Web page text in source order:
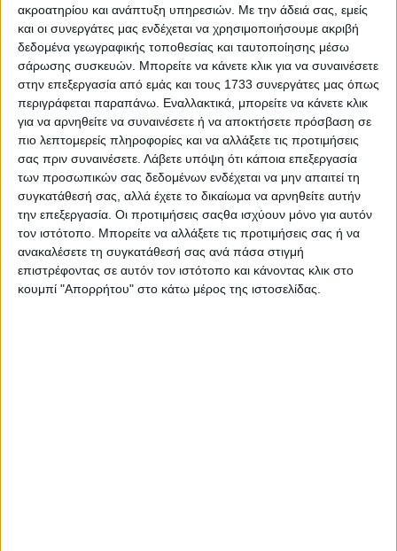
ακροατηρίου και ανάπτυξη υπηρεσιών. Με την άδειά σας, εμείς
και οι συνεργάτες μας ενδέχεται να χρησιμοποιήσουμε ακριβή
δεδομένα γεωγραφικής τοποθεσίας και ταυτοποίησης μέσω
σάρωσης συσκευών. Μπορείτε να κάνετε κλικ για να συναινέσετε
στην επεξεργασία από εμάς και τους 1733 συνεργάτες μας όπως
περιγράφεται παραπάνω. Εναλλακτικά, μπορείτε να κάνετε κλικ
για να αρνηθείτε να συναινέσετε ή να αποκτήσετε πρόσβαση σε
πιο λεπτομερείς πληροφορίες και να αλλάξετε τις προτιμήσεις
σας πριν συναινέσετε. Λάβετε υπόψη ότι κάποια επεξεργασία
των προσωπικών σας δεδομένων ενδέχεται να μην απαιτεί τη
συγκατάθεσή σας, αλλά έχετε το δικαίωμα να αρνηθείτε αυτήν
την επεξεργασία. Οι προτιμήσεις σαςθα ισχύουν μόνο για αυτόν
τον ιστότοπο. Μπορείτε να αλλάξετε τις προτιμήσεις σας ή να
ανακαλέσετε τη συγκατάθεσή σας ανά πάσα στιγμή
επιστρέφοντας σε αυτόν τον ιστότοπο και κάνοντας κλικ στο
κουμπί "Απορρήτου" στο κάτω μέρος της ιστοσελίδας.
κίνδυνο της τυχαίας καταστροφής ή βλάβης του. Ο
παρακαταθέτης έχει πάντοτε ενοχική αξίωση για την
απόδοση των πραγμάτων ίδια ποιότητας και ποσότητας με
αυτά που κατέθεσε. Με τη λήξη της σύμβασης, γεννάται
υποχρέωση του θεματοφύλακα για απόδοση πραγμάτων
της ίδιας ποσότητας και ποιότητας, όπως και στο δάνειο. Ο
θεματοφύλακας δεν έχει δικαίωμα να μεταχειρίζεται το
πράγμα χωρίς την άδεια του παρακαταθέτη, εκτός από την
περίπτωση που με ρητή ή σιωπηρή άδεια αυτού, μπορεί να
κάνει χρήση αυτού. Ο θεματοφύλακας, αν ο
παρακαταθέτης απαιτεί το πράγμα, οφείλει να το αποδώσει
και αν ακόμη δεν έχει περάσει η προθεσμία που ορίστηκε για
τη φύλαξή του (άρθρο 827 ΑΚ). Για την απόδοση του
πράγματος, ο παρακαταθέτης μπορεί να ασκήσει κατά του
θεματοφύλακα αγωγή από τη σύμβαση παρακαταθήκης,
στην οποία νομιμοποιείται ενεργητικά εκείνος που